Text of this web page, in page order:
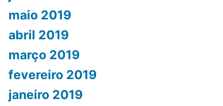
maio 2019
abril 2019
março 2019
fevereiro 2019
janeiro 2019